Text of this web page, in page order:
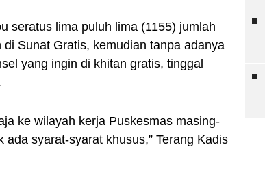
seratus lima puluh lima (1155) jumlah
Sunat Gratis, kemudian tanpa adanya
yang ingin di khitan gratis, tinggal
ke wilayah kerja Puskesmas masing-
syarat-syarat khusus,” Terang Kadis